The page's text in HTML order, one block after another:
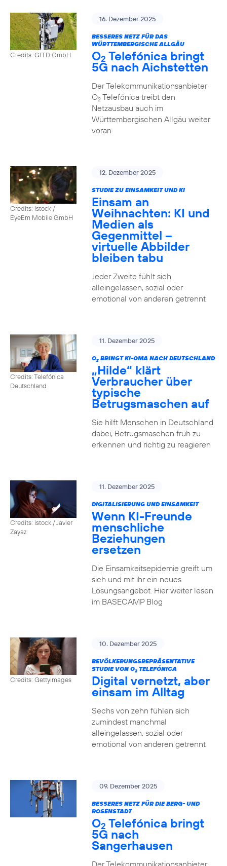
Credits: GfTD GmbH
16. Dezember 2025
BESSERES NETZ FÜR DAS
WÜRTTEMBERGISCHE ALLGÄU
O2 Telefónica bringt
5G nach Aichstetten
Der Telekommunikationsanbieter
O2Telefónica treibt den
Netzausbau auch im
Württembergischen Allgäu weiter
voran
Credits: istock /
EyeEm Mobile GmbH
12. Dezember 2025
STUDIE ZU EINSAMKEIT UND KI
Einsam an
Weihnachten: KI und
Medien als
Gegenmittel –
virtuelle Abbilder
bleiben tabu
Jeder Zweite fühlt sich
alleingelassen, sozial oder
emotional von anderen getrennt
Credits: Telefónica
Deutschland
11. Dezember 2025
O2BRINGT KI-OMA NACH DEUTSCHLAND
„Hilde“ klärt
Verbraucher über
typische
Betrugsmaschen auf
Sie hilft Menschen in Deutschland
dabei, Betrugsmaschen früh zu
erkennen und richtig zu reagieren
Credits: istock / Javier
Zayaz
11. Dezember 2025
DIGITALISIERUNG UND EINSAMKEIT
Wenn KI-Freunde
menschliche
Beziehungen
ersetzen
Die Einsamkeitsepidemie greift um
sich und mit ihr ein neues
Lösungsangebot. Hier weiter lesen
im BASECAMP Blog
Credits: Gettyimages
10. Dezember 2025
BEVÖLKERUNGSREPRÄSENTATIVE
STUDIE VON O2TELEFÓNICA
Digital vernetzt, aber
einsam im Alltag
Sechs von zehn fühlen sich
zumindest manchmal
alleingelassen, sozial oder
emotional von anderen getrennt
09. Dezember 2025
BESSERES NETZ FÜR DIE BERG- UND
ROSENSTADT
O2 Telefónica bringt
5G nach
Sangerhausen
Der Telekommunikationsanbieter